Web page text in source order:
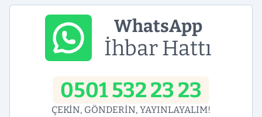
WhatsApp
İhbar Hattı
0501 532 23 23
ÇEKİN, GÖNDERİN, YAYINLAYALIM!